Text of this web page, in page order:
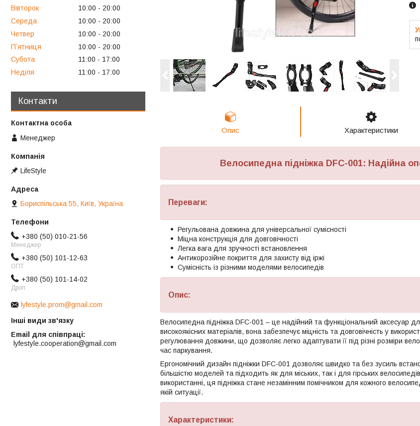
Опис Характеристики
Велосипедна підніжка DFC-001: Надійна
Переваги:
Регульована довжина для універсальної сумісності
Міцна конструкція для довговічності
Легка вага для зручності встановлення
Антикорозійне покриття для захисту від іржі
Сумісність із різними моделями велосипедів
Опис:
Велосипедна підніжка DFC-001 – це надійний та функціональний аксесуар
високоякісних матеріалів, вона забезпечує міцність та довговічність у
регулювання довжини, що дозволяє легко адаптувати її під різні розміри
час паркування.
Ергономічний дизайн підніжки DFC-001 дозволяє швидко та без зусиль
більшістю моделей та підходить як для міських, так і для гірських
використанні, ця підніжка стане незамінним помічником для кожного
якій ситуації.
Характеристики:
Вівторок
10:00
20:00
Середа
10:00
20:00
Четвер
10:00
20:00
Пʼятниця
10:00
20:00
Субота
11:00
17:00
Неділя
11:00 17:00
Контакти
Менеджер
LifeStyle
Бориспільська 55, Київ, Україна
+380 (50) 010-21-56
Менеджер
+380 (50) 101-12-63
ОПТ
+380 (50) 101-14-02
Дроп
lyfestyle.prom@gmail.com
Інші види зв'язку
Email для співпраці
lyfestyle.cooperation@gmail.com